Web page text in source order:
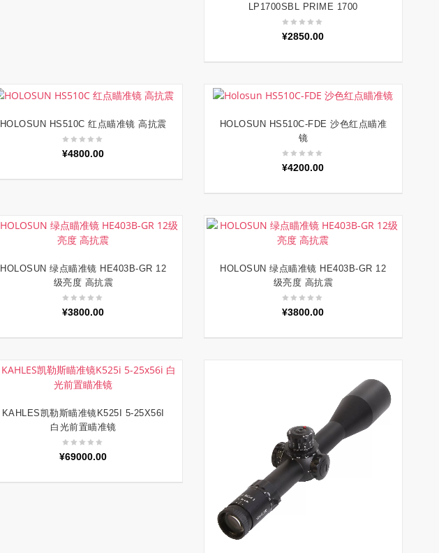
LP1700SBL PRIME 1700
¥2850.00
加入购物车
HOLOSUN HS510C 红点瞄准镜 高抗震
¥4800.00
加入购物车
HOLOSUN HS510C-FDE 沙色红点瞄准
镜
¥4200.00
加入购物车
HOLOSUN 绿点瞄准镜 HE403B-GR 12
级亮度 高抗震
¥3800.00
加入购物车
HOLOSUN 绿点瞄准镜 HE403B-GR 12
级亮度 高抗震
¥3800.00
加入购物车
KAHLES凯勒斯瞄准镜K525I 5-25X56I
白光前置瞄准镜
¥69000.00